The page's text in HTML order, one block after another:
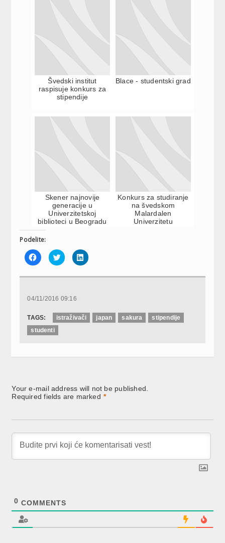
Švedski institut
raspisuje konkurs za
stipendije
Blace - studentski grad
Skener najnovije
generacije u
Univerzitetskoj
biblioteci u Beogradu
Konkurs za studiranje
na švedskom
Malardalen
Univerzitetu
Podelite:
Click
to
share
Facebook
new
Click
to
share
Twitter
new
Click
to
LinkedIn
04/11/2016 09:16
TAGS: istraživači japan sakura
stipendije
studenti
Your e-mail address will not be published.
Required fields are marked *
0 COMMENTS